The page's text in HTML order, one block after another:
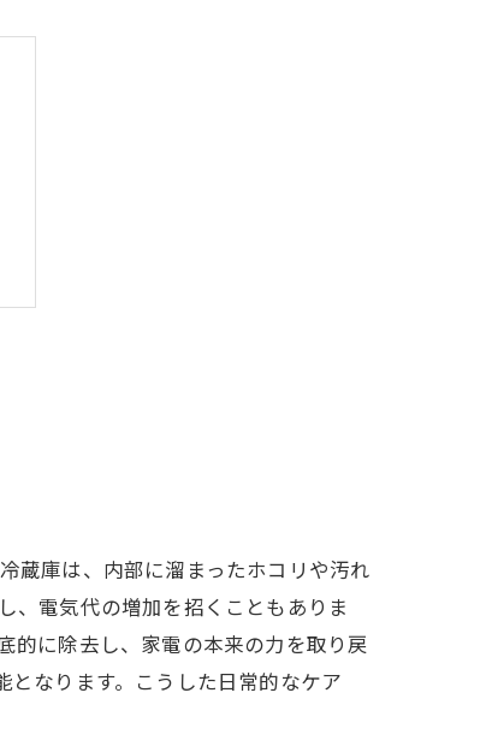
蔵庫は、内部に溜まったホコリや汚れ
、電気代の増加を招くこともありま
的に除去し、家電の本来の力を取り戻
なります。こうした日常的なケア